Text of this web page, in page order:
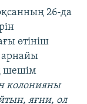
26-да
өтініш
арнайы
шешім
колонияны
яғни, ол